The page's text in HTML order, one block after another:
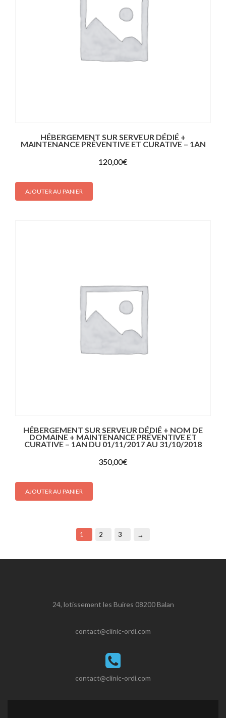
HÉBERGEMENT SUR SERVEUR DÉDIÉ +
MAINTENANCE PRÉVENTIVE ET CURATIVE – 1AN
120,00€
AJOUTER AU PANIER
HÉBERGEMENT SUR SERVEUR DÉDIÉ + NOM DE
DOMAINE + MAINTENANCE PRÉVENTIVE ET
CURATIVE – 1AN DU 01/11/2017 AU 31/10/2018
350,00€
AJOUTER AU PANIER
1 2 3 →
24, lotissement les Buires 08200 Balan
contact@clinic-ordi.com
contact@clinic-ordi.com